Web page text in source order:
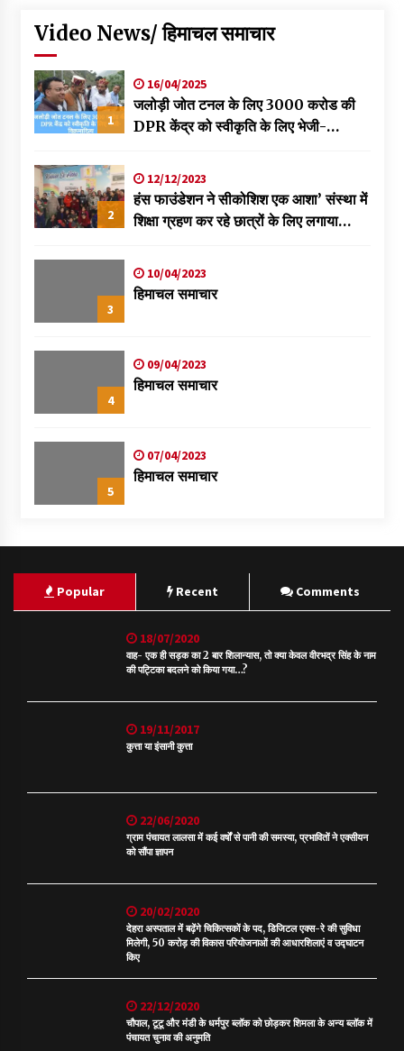
Video News/ हिमाचल समाचार
1
16/04/2025
जलोड़ी जोत टनल के लिए 3000 करोड की
DPR केंद्र को स्वीकृति के लिए भेजी-
2
12/12/2023
हंस फाउंडेशन ने सीकोशिश एक आशा’ संस्था में
शिक्षा ग्रहण कर रहे छात्रों के लिए लगाया
3
10/04/2023
हिमाचल समाचार
4
09/04/2023
हिमाचल समाचार
5
07/04/2023
हिमाचल समाचार
Popular Recent Comments
18/07/2020
वाह- एक ही सड़क का 2 बार शिलान्यास, तो क्या केवल वीरभद्र सिंह के नाम
की पट्टिका बदलने को किया गया…?
19/11/2017
कुत्ता या इंसानी कुत्ता
22/06/2020
ग्राम पंचायत लालसा में कई वर्षों से पानी की समस्या, प्रभावितों ने एक्सीयन
को सौंपा ज्ञापन
20/02/2020
देहरा अस्पताल में बढ़ेंगे चिकित्सकों के पद, डिजिटल एक्स-रे की सुविधा
मिलेगी, 50 करोड़ की विकास परियोजनाओं की आधारशिलाएं व उद्घाटन
किए
22/12/2020
चौपाल, टूटू और मंडी के धर्मपुर ब्लॉक को छोड़कर शिमला के अन्य ब्लॉक में
पंचायत चुनाव की अनुमति